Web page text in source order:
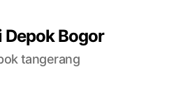
Depok Bogor
tangerang